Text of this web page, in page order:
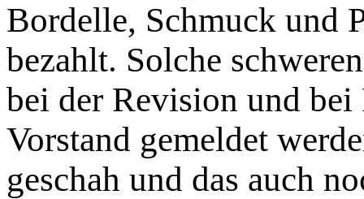
Bordelle, Schmuck und
bezahlt. Solche
bei der Revision und bei
Vorstand gemeldet
geschah und das auch